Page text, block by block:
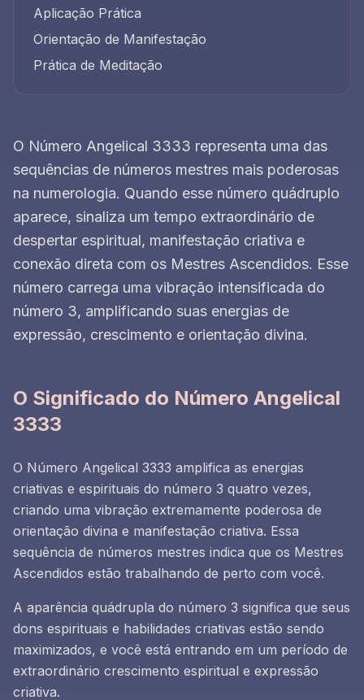
Aplicação Prática
Orientação de Manifestação
Prática de Meditação
O Número Angelical 3333 representa uma das
sequências de números mestres mais poderosas
na numerologia. Quando esse número quádruplo
aparece, sinaliza um tempo extraordinário de
despertar espiritual, manifestação criativa e
conexão direta com os Mestres Ascendidos. Esse
número carrega uma vibração intensificada do
número 3, amplificando suas energias de
expressão, crescimento e orientação divina.
O Significado do Número Angelical
3333
O Número Angelical 3333 amplifica as energias
criativas e espirituais do número 3 quatro vezes,
criando uma vibração extremamente poderosa de
orientação divina e manifestação criativa. Essa
sequência de números mestres indica que os Mestres
Ascendidos estão trabalhando de perto com você.
A aparência quádrupla do número 3 significa que seus
dons espirituais e habilidades criativas estão sendo
maximizados, e você está entrando em um período de
extraordinário crescimento espiritual e expressão
criativa.